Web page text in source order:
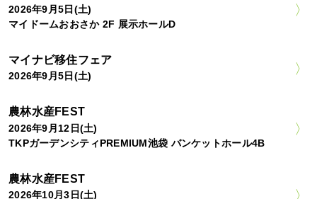
2026年9月5日(土)
マイドームおおさか 2F 展示ホールD
マイナビ移住フェア
2026年9月5日(土)
農林水産FEST
2026年9月12日(土)
TKPガーデンシティPREMIUM池袋 バンケットホール4B
農林水産FEST
2026年10月3日(土)